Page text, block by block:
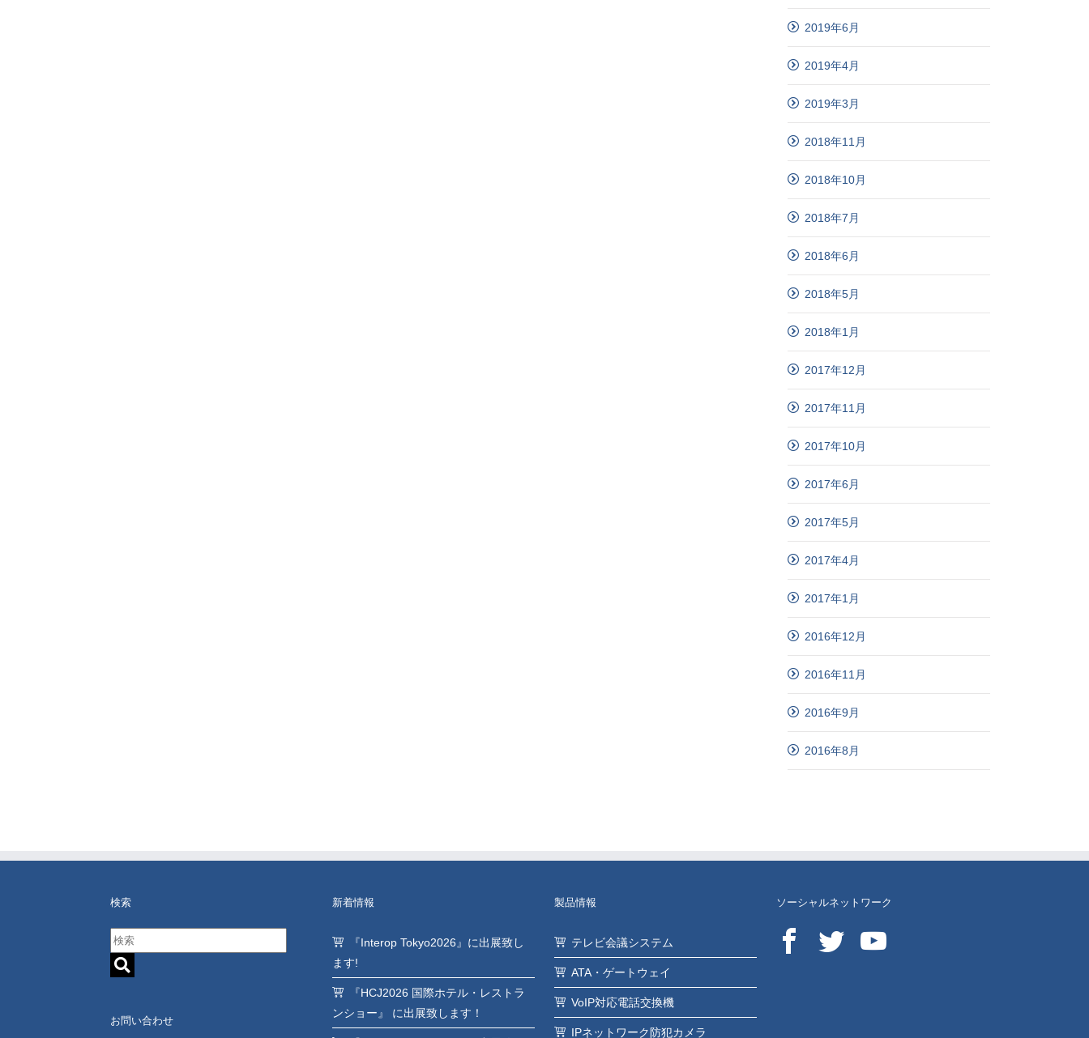
2019年6月
2019年4月
2019年3月
2018年11月
2018年10月
2018年7月
2018年6月
2018年5月
2018年1月
2017年12月
2017年11月
2017年10月
2017年6月
2017年5月
2017年4月
2017年1月
2016年12月
2016年11月
2016年9月
2016年8月
検索
お問い合わせ
新着情報
『Interop Tokyo2026』に出展致し
ます!
『HCJ2026 国際ホテル・レストラ
ンショー』 に出展致します！
製品情報
テレビ会議システム
ATA・ゲートウェイ
VoIP対応電話交換機
IPネットワーク防犯カメラ
ソーシャルネットワーク